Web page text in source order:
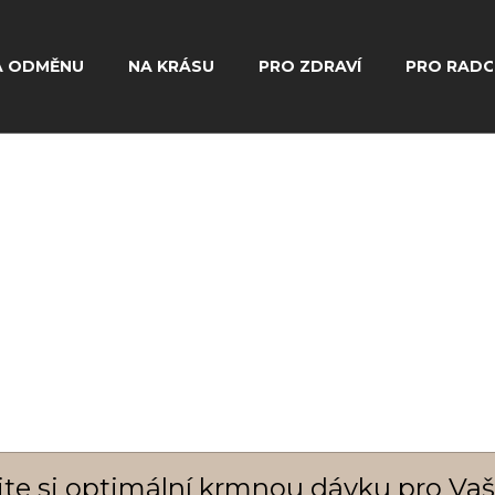
ODMĚNU NA KRÁSU PRO ZDRAVÍ PRO
si optimální krmnou dávku pro